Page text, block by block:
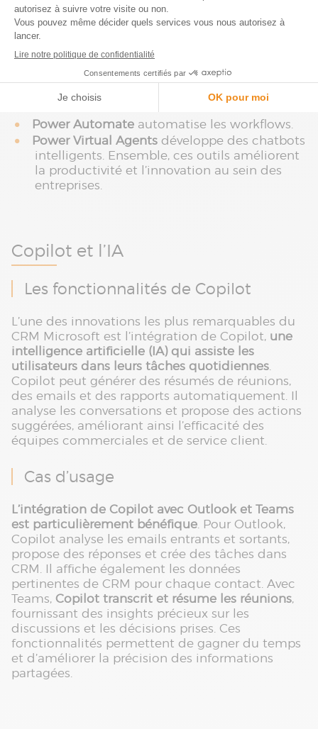
rapidement des applications métiers
personnalisées.
Power BIoffre des capacités de visualisation
avancées.
PowerAppsfacilite la création d’applications
Power Automate automatise les workflows.
Power Virtual Agents développe des chatbots
intelligents. Ensemble, ces outils améliorent
la productivité et l’innovation au sein des
entreprises.
Copilot et l’IA
Les fonctionnalités de Copilot
L’une des innovations les plus remarquables du
CRM Microsoft est l’intégration de Copilot, une
intelligence artificielle (IA) qui assiste les
utilisateurs dans leurs tâches quotidiennes.
Copilot peut générer des résumés de réunions,
des emails et des rapports automatiquement. Il
analyse les conversations et propose des actions
suggérées, améliorant ainsi l’efficacité des
équipes commerciales et de service client.
Cas d’usage
L’intégration de Copilot avec Outlook et Teams
est particulièrement bénéfique. Pour Outlook,
Copilot analyse les emails entrants et sortants,
propose des réponses et crée des tâches dans
CRM. Il affiche également les données
pertinentes de CRM pour chaque contact. Avec
Teams, Copilot transcrit et résume les réunions,
fournissant des insights précieux sur les
discussions et les décisions prises. Ces
fonctionnalités permettent de gagner du temps
et d’améliorer la précision des informations
partagées.